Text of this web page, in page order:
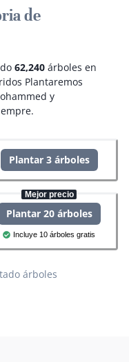
de
62,240 árboles en
Plantaremos
y
Plantar 3 árboles
Mejor precio
Plantar 20 árboles
Incluye 10 árboles gratis
árboles